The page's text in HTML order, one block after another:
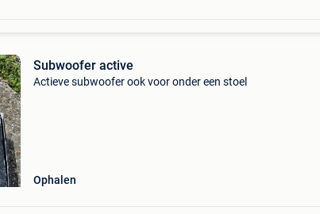
Subwoofer active
Actieve subwoofer ook voor onder een stoel
Ophalen